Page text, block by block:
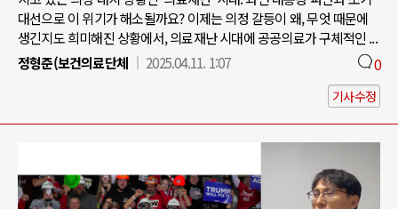
대선으로 이 위기가 해소될까요? 이제는 의정 갈등이 왜, 무엇 때문에
생긴지도 희미해진 상황에서, 의료재난 시대에 공공의료가 구체적인 ...
정형준(보건의료단체
2025.04.11. 1:07 0
기사수정